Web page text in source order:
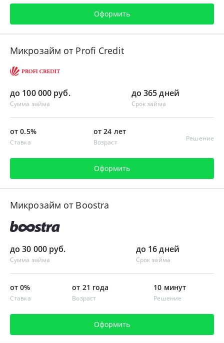
Оформить
Микрозайм от Profi Credit
до 100 000 руб.
Сумма займа
до 365 дней
Срок займа
от 0.5%
Ставка
от 24 лет
Возраст Решение
Оформить
Микрозайм от Boostra
до 30 000 руб.
Сумма займа
до 16 дней
Срок займа
от 0%
Ставка
от 21 года
Возраст
10 минут
Решение
Оформить